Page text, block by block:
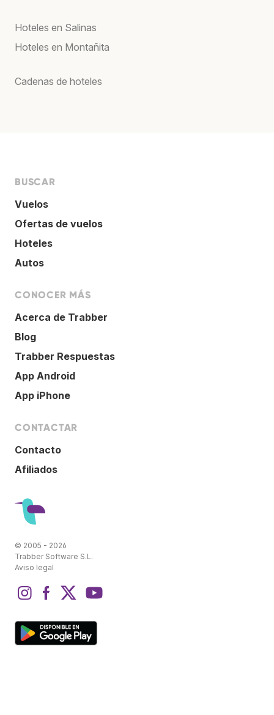
Hoteles en Salinas
Hoteles en Montañita
Cadenas de hoteles
BUSCAR
Vuelos
Ofertas de vuelos
Hoteles
Autos
CONOCER MÁS
Acerca de Trabber
Blog
Trabber Respuestas
App Android
App iPhone
CONTACTAR
Contacto
Afiliados
© 2005 - 2026
Trabber Software S.L.
Aviso legal